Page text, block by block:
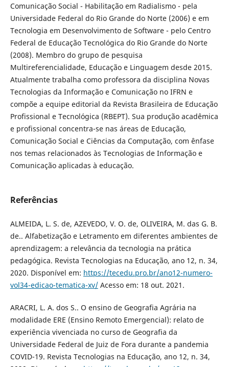
Comunicação Social - Habilitação em Radialismo - pela
Universidade Federal do Rio Grande do Norte (2006) e em
Tecnologia em Desenvolvimento de Software - pelo Centro
Federal de Educação Tecnológica do Rio Grande do Norte
(2008). Membro do grupo de pesquisa
Multireferencialidade, Educação e Linguagem desde 2015.
Atualmente trabalha como professora da disciplina Novas
Tecnologias da Informação e Comunicação no IFRN e
compõe a equipe editorial da Revista Brasileira de Educação
Profissional e Tecnológica (RBEPT). Sua produção acadêmica
e profissional concentra-se nas áreas de Educação,
Comunicação Social e Ciências da Computação, com ênfase
nos temas relacionados às Tecnologias de Informação e
Comunicação aplicadas à educação.
Referências
ALMEIDA, L. S. de, AZEVEDO, V. O. de, OLIVEIRA, M. das G. B.
de.. Alfabetização e Letramento em diferentes ambientes de
aprendizagem: a relevância da tecnologia na prática
pedagógica. Revista Tecnologias na Educação, ano 12, n. 34,
2020. Disponível em: https://tecedu.pro.br/ano12-numero-
vol34-edicao-tematica-xv/Acesso em: 18 out. 2021.
ARACRI, L. A. dos S.. O ensino de Geografia Agrária na
modalidade ERE (Ensino Remoto Emergencial): relato de
experiência vivenciada no curso de Geografia da
Universidade Federal de Juiz de Fora durante a pandemia
COVID-19. Revista Tecnologias na Educação, ano 12, n. 34,